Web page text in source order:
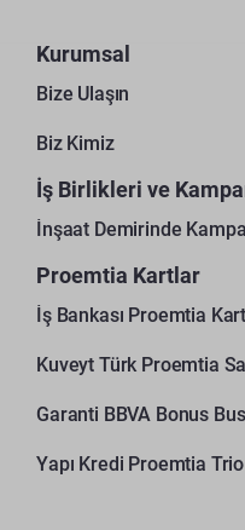
Kurumsal
Bize Ulaşın
Biz Kimiz
İş Birlikleri ve
İnşaat Demirinde
Proemtia Kartlar
İş Bankası Proemtia Kart
Kuveyt Türk Proemtia
Garanti BBVA Bonus
Yapı Kredi Proemtia